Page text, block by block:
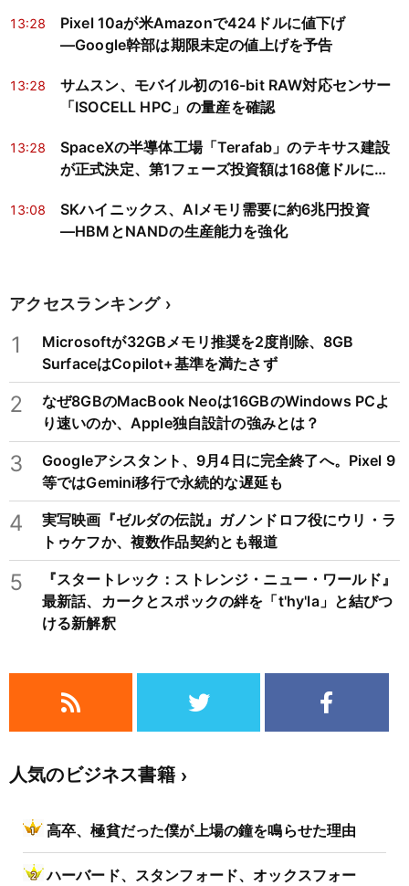
13:28
Pixel 10aが米Amazonで424ドルに値下げ
―Google幹部は期限未定の値上げを予告
13:28
サムスン、モバイル初の16-bit RAW対応センサー
「ISOCELL HPC」の量産を確認
13:28
SpaceXの半導体工場「Terafab」のテキサス建設
が正式決定、第1フェーズ投資額は168億ドルに縮
13:08
SKハイニックス、AIメモリ需要に約6兆円投資
―HBMとNANDの生産能力を強化
アクセスランキング
1
Microsoftが32GBメモリ推奨を2度削除、8GB
SurfaceはCopilot+基準を満たさず
2
なぜ8GBのMacBook Neoは16GBのWindows PCよ
り速いのか、Apple独自設計の強みとは？
3
Googleアシスタント、9月4日に完全終了へ。Pixel 9
等ではGemini移行で永続的な遅延も
4
実写映画『ゼルダの伝説』ガノンドロフ役にウリ・ラ
トゥケフか、複数作品契約とも報道
5
『スタートレック：ストレンジ・ニュー・ワールド』
最新話、カークとスポックの絆を「t'hy'la」と結びつ
ける新解釈
人気のビジネス書籍
高卒、極貧だった僕が上場の鐘を鳴らせた理由
ハーバード、スタンフォード、オックスフォー